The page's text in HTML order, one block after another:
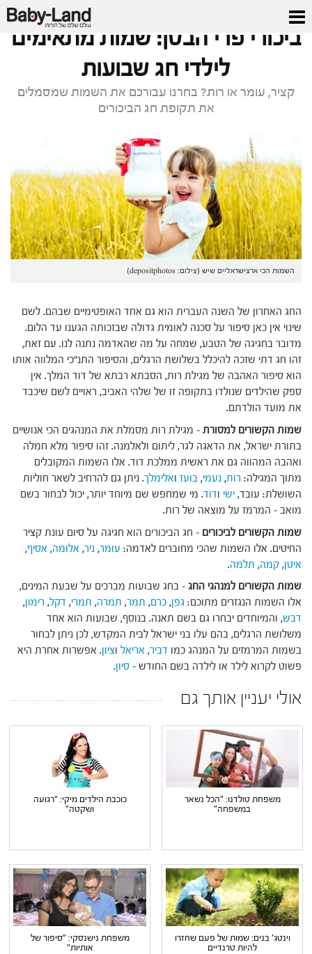
דף הבית ביכורי פרי הבטן: שמות מתאימים לילדי חג שבועות
ביכורי פרי הבטן: שמות מתאימים
לילדי חג שבועות
קציר, עומר או רות? בחרנו עבורכם את השמות שמסמלים
את תקופת חג הביכורים
השמות הכי ארצישראליים שיש (צילום: depositphotos)
החג האחרון של השנה העברית הוא גם אחד האופטימיים שבהם. לשם
שינוי אין כאן סיפור על סכנה לאומית גדולה שבזכותה הגענו עד הלום.
מדובר בחגיגה של הטבע, שמחה על מה שהאדמה נתנה לנו. עם זאת,
זהו חג דתי שזכה להיכלל בשלושת הרגלים, והסיפור התנ"כי המלווה אותו
הוא סיפור האהבה של מגילת רות, הסבתא רבתא של דוד המלך. אין
ספק שהילדים שנולדו בתקופה זו של שלהי האביב, ראויים לשם שיכבד
את מועד הולדתם.
שמות הקשורים למסורת – מגילת רות מסמלת את המנהגים הכי אנושיים
בתורת ישראל, את הדאגה לגר, ליתום ולאלמנה. זהו סיפור מלא חמלה
ואהבה המהווה גם את ראשית ממלכת דוד. אלו השמות המקובלים
מתוך המגילה: רות, נעמי, בועז ואלימלך. ניתן גם להרחיב לשאר חוליות
השושלת: עובד, ישי ודוד. מי שמחפש שם מיוחד יותר, יכול לבחור בשם
מואב – המרמז על מוצאה של רות.
שמות הקשורים לביכורים – חג הביכורים הוא חגיגה על סיום עונת קציר
החיטים. אלו השמות שהכי מחוברים לאדמה: עומר, ניר, אלומה, אסיף,
איטן, קמה, תלמה.
שמות הקשורים למנהגי החג – בחג שבועות מברכים על שבעת המינים,
אלו השמות הנגזרים מתוכם: גפן, כרם, תמר, תמרה, תמרי, דקל, רימון,
דבש, והמיוחדים יבחרו גם בשם תאנה. בנוסף, שבועות הוא אחד
משלושת הרגלים, בהם עלו בני ישראל לבית המקדש, לכן ניתן לבחור
בשמות המרמזים על המנהג כמו דביר, אריאל וציון. אפשרות אחרת היא
פשוט לקרוא לילד או לילדה בשם החודש – סיון.
אולי יעניין אותך גם
משפחת טולדנו: "הכל נשאר
במשפחה"
כוכבת הילדים מיקי: "רגועה
ושקטה"
וינטג' בנים: שמות של פעם שחזרו
להיות טרנדיים
משפחת נישנסקי: "סיפור של
אותיות"